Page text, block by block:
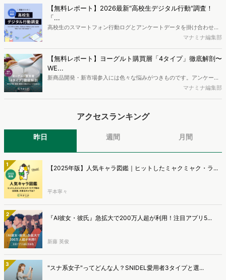
か、また、要因を理解した上で、成果に確実につながるコンテンツを
制作するにはどうするべきなのでしょうか。本レポートはこのような
疑問をお抱えのSEO・Webマーケティングご担当者様におすすめの内
容となっています。※本レポートは記事のフォームから無料でダウン
【無料レポート】2026最新"高校生デジタル行動"調査！
「...
高校生のスマートフォン行動ログとアンケートデータを掛け合わせ、
最新の若年層（高校生）におけるデジタル行動実態やSNSの利用傾向
ち、スマートフォンを取り巻く環境が成熟するなか、新興SNSの台頭
により高校生のデジタルライフスタイルは新たな変化を見せていま
す。※資料は記事内の入力フォームより、ダウンロードいただけま
マナミナ編集部
【無料レポート】ヨーグルト購買層「4タイプ」徹底解剖〜
WE...
新商品開発・新市場参入には色々な悩みがつきものです。アンケート
調査を実施しても、購買実態が不透明、新商品の受容性も判断しきれ
ようにして市場理解をしていけるのか、現状の既発商品のセグメント
す。新商品開発関連担当者様・マーケティング担当者様向け必見のレ
ウンロードできます。
マナミナ編集部
アクセスランキング
昨日 週間 月間
1 【2025年版】人気キャラ図鑑｜ヒットしたミャクミャク・ラ...
平本寧々
2 『AI彼女・彼氏』急拡大で200万人超が利用！注目アプリ5...
新藤 英俊
3 "スナ系女子"ってどんな人？SNIDEL愛用者3タイプと選...